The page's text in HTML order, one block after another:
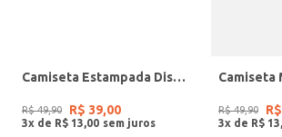
Camiseta Estampada Disney Infantil Para Menino - PRETO
R$ 49,90 R$ 39,00
3x de R$ 13 00
R$ 49,90 R$
3x de R$ 13